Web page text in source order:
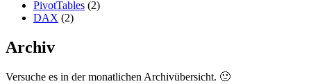
PivotTables (2)
DAX (2)
Archiv
Versuche es in der monatlichen Archivübersicht. 🙂